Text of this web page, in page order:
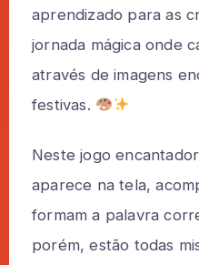
aprendizado para as
jornada mágica onde
através de imagens
festivas.
Neste jogo
aparece na tela,
formam a palavra
porém, estão todas